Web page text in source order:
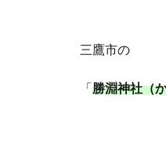
三鷹市の
「勝淵神社（